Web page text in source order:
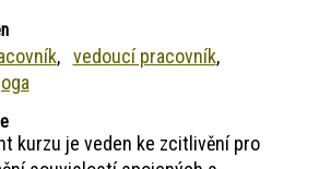
vedoucí pracovník
kurzu je veden ke zcitlivění pro